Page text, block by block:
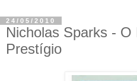
24/05/2010
Nicholas Sparks - O
Prestígio